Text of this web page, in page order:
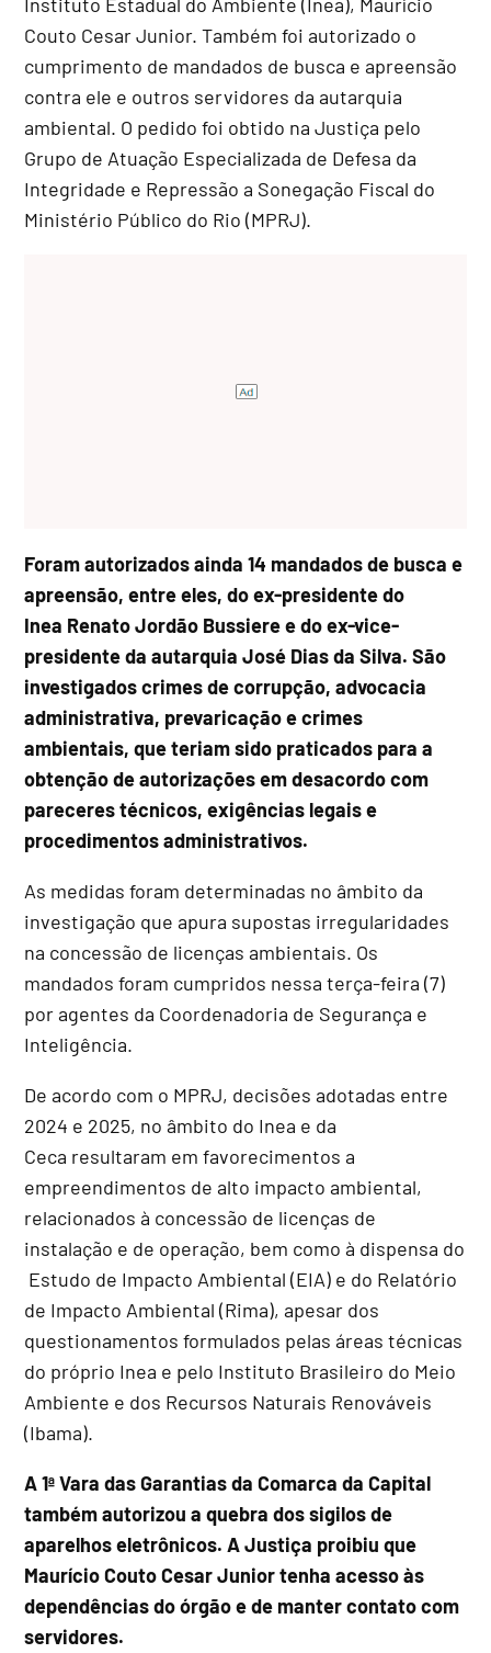
Couto Cesar Junior. Também foi autorizado o
cumprimento de mandados de busca e apreensão
contra ele e outros servidores da autarquia
ambiental. O pedido foi obtido na Justiça pelo
Grupo de Atuação Especializada de Defesa da
Integridade e Repressão a Sonegação Fiscal do
Ministério Público do Rio (MPRJ).
Foram autorizados ainda 14 mandados de busca e
apreensão, entre eles, do ex-presidente do
Inea Renato Jordão Bussiere e do ex-vice-
presidente da autarquia José Dias da Silva. São
investigados crimes de corrupção, advocacia
administrativa, prevaricação e crimes
ambientais, que teriam sido praticados para a
obtenção de autorizações em desacordo com
pareceres técnicos, exigências legais e
procedimentos administrativos.
As medidas foram determinadas no âmbito da
investigação que apura supostas irregularidades
na concessão de licenças ambientais. Os
mandados foram cumpridos nessa terça-feira (7)
por agentes da Coordenadoria de Segurança e
Inteligência.
De acordo com o MPRJ, decisões adotadas entre
2024 e 2025, no âmbito do Inea e da
Ceca resultaram em favorecimentos a
empreendimentos de alto impacto ambiental,
relacionados à concessão de licenças de
instalação e de operação, bem como à dispensa do
Estudo de Impacto Ambiental (EIA) e do Relatório
de Impacto Ambiental (Rima), apesar dos
questionamentos formulados pelas áreas técnicas
do próprio Inea e pelo Instituto Brasileiro do Meio
Ambiente e dos Recursos Naturais Renováveis
(Ibama).
A 1ª Vara das Garantias da Comarca da Capital
também autorizou a quebra dos sigilos de
aparelhos eletrônicos. A Justiça proibiu que
Maurício Couto Cesar Junior tenha acesso às
dependências do órgão e de manter contato com
servidores.